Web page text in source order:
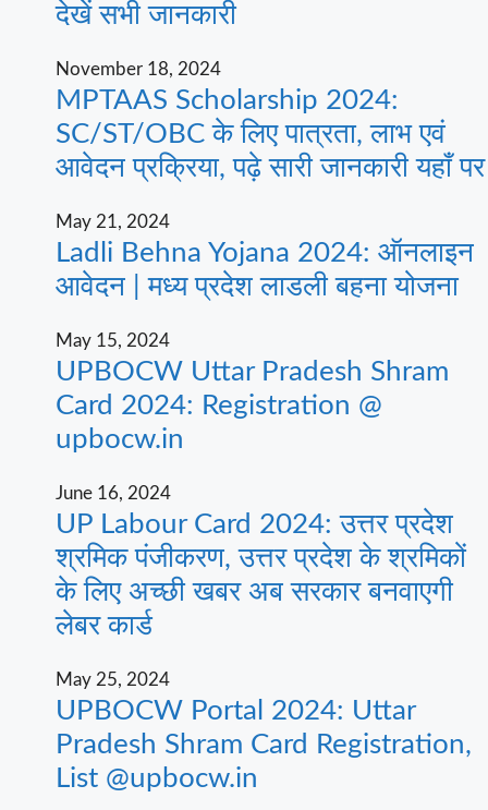
देखें सभी जानकारी
November 18, 2024
MPTAAS Scholarship 2024:
SC/ST/OBC के लिए पात्रता, लाभ एवं
आवेदन प्रक्रिया, पढ़े सारी जानकारी यहाँ पर
May 21, 2024
Ladli Behna Yojana 2024: ऑनलाइन
आवेदन | मध्य प्रदेश लाडली बहना योजना
May 15, 2024
UPBOCW Uttar Pradesh Shram
Card 2024: Registration @
upbocw.in
June 16, 2024
UP Labour Card 2024: उत्तर प्रदेश
श्रमिक पंजीकरण, उत्तर प्रदेश के श्रमिकों
के लिए अच्छी खबर अब सरकार बनवाएगी
लेबर कार्ड
May 25, 2024
UPBOCW Portal 2024: Uttar
Pradesh Shram Card Registration,
List @upbocw.in